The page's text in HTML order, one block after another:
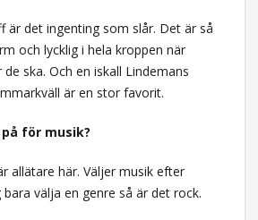
är det ingenting som slår. Det är så
och lycklig i hela kroppen när
ska. Och en iskall Lindemans
är en stor favorit.
för musik?
allätare här. Väljer musik efter
välja en genre så är det rock.